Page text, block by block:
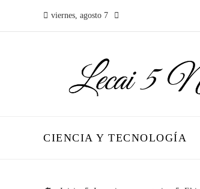
viernes, agosto 7
CIENCIA Y TECNOLOGÍA